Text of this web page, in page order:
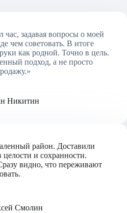
час, задавая вопросы о моей
чем советовать. В итоге
как родной. Точно в цель.
подход, а не просто
Никитин
район. Доставили
и сохранности.
видно, что переживают
Смолин